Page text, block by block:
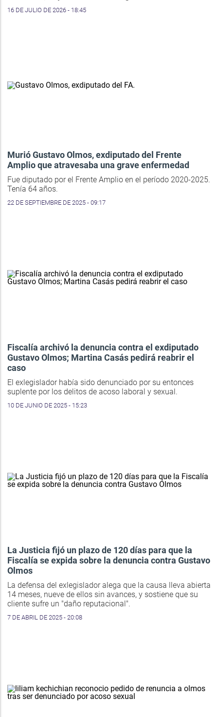
16 DE JULIO DE 2026 - 18:45
Murió Gustavo Olmos, exdiputado del Frente
Amplio que atravesaba una grave enfermedad
Fue diputado por el Frente Amplio en el período 2020-2025.
Tenía 64 años.
22 DE SEPTIEMBRE DE 2025 - 09:17
Fiscalía archivó la denuncia contra el exdiputado
Gustavo Olmos; Martina Casás pedirá reabrir el
caso
El exlegislador había sido denunciado por su entonces
suplente por los delitos de acoso laboral y sexual.
10 DE JUNIO DE 2025 - 15:23
La Justicia fijó un plazo de 120 días para que la
Fiscalía se expida sobre la denuncia contra Gustavo
Olmos
La defensa del exlegislador alega que la causa lleva abierta
14 meses, nueve de ellos sin avances, y sostiene que su
cliente sufre un "daño reputacional".
7 DE ABRIL DE 2025 - 20:08